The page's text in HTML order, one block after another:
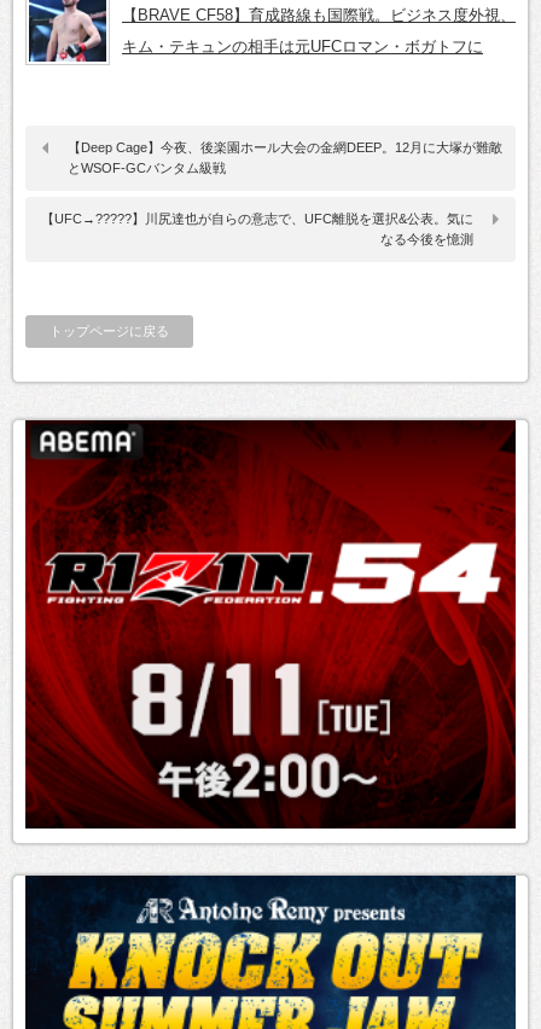
【BRAVE CF58】育成路線も国際戦。ビジネス度外視、
キム・テキュンの相手は元UFCロマン・ボガトフに
【Deep Cage】今夜、後楽園ホール大会の金網DEEP。12月に大塚が難敵
とWSOF-GCバンタム級戦
【UFC→?????】川尻達也が自らの意志で、UFC離脱を選択&公表。気に
なる今後を憶測
トップページに戻る